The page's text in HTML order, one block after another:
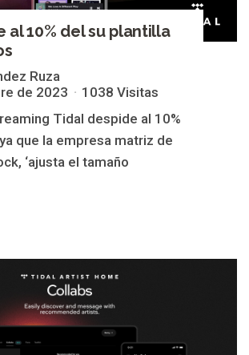
al 10% del su plantilla
Ruza
de 2023
1038 Visitas
Tidal despide al 10%
que la empresa matriz de
‘ajusta el tamaño